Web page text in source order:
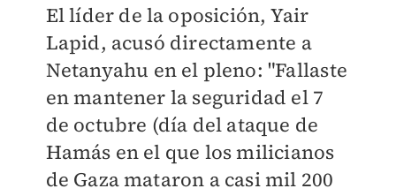
El líder de la oposición, Yair
Lapid, acusó directamente a
Netanyahu en el pleno: "Fallaste
en mantener la seguridad el 7
de octubre (día del ataque de
Hamás en el que los milicianos
de Gaza mataron a casi mil 200